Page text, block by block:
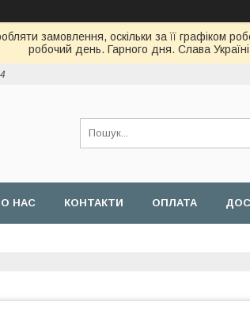
замовлення, оскільки за її графіком
робочий день. Гарного дня. Слава
НАС КОНТАКТИ ОПЛАТА